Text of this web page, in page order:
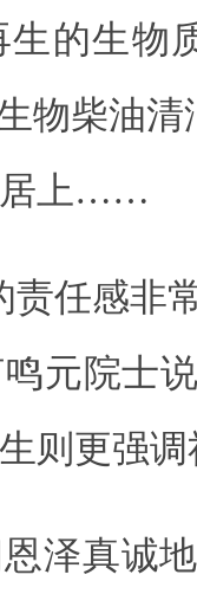
生的生物
物柴油
居上……
责任感非
元院士
则更强调
泽真诚